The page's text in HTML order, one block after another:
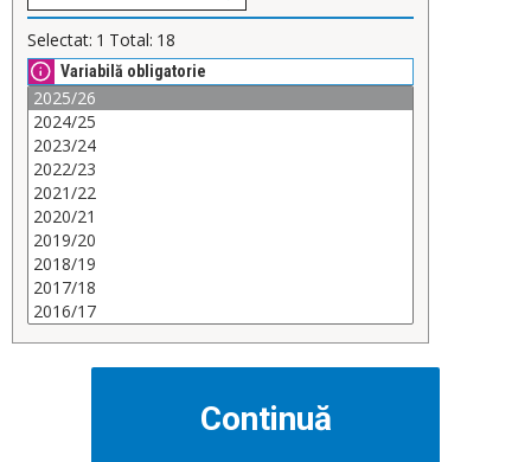
Selectat: 1 Total: 18
Variabilă obligatorie